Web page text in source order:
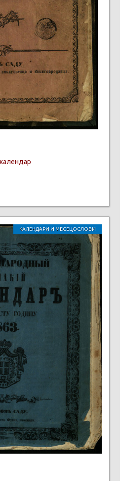
КАЛЕНДАРИ И МЕСЕЦОСЛОВИ